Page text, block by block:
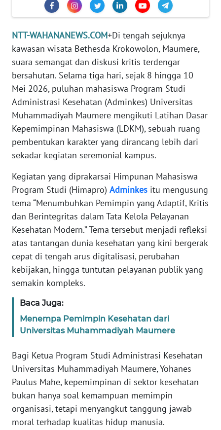
NTT-WAHANANEWS.COM+Di tengah sejuknya
kawasan wisata Bethesda Krokowolon, Maumere,
suara semangat dan diskusi kritis terdengar
bersahutan. Selama tiga hari, sejak 8 hingga 10
Mei 2026, puluhan mahasiswa Program Studi
Administrasi Kesehatan (Adminkes) Universitas
Muhammadiyah Maumere mengikuti Latihan Dasar
Kepemimpinan Mahasiswa (LDKM), sebuah ruang
pembentukan karakter yang dirancang lebih dari
sekadar kegiatan seremonial kampus.
Kegiatan yang diprakarsai Himpunan Mahasiswa
Program Studi (Himapro) Adminkes itu mengusung
tema “Menumbuhkan Pemimpin yang Adaptif, Kritis
dan Berintegritas dalam Tata Kelola Pelayanan
Kesehatan Modern.” Tema tersebut menjadi refleksi
atas tantangan dunia kesehatan yang kini bergerak
cepat di tengah arus digitalisasi, perubahan
kebijakan, hingga tuntutan pelayanan publik yang
semakin kompleks.
Baca Juga:
Menempa Pemimpin Kesehatan dari
Universitas Muhammadiyah Maumere
Bagi Ketua Program Studi Administrasi Kesehatan
Universitas Muhammadiyah Maumere, Yohanes
Paulus Mahe, kepemimpinan di sektor kesehatan
bukan hanya soal kemampuan memimpin
organisasi, tetapi menyangkut tanggung jawab
moral terhadap kualitas hidup manusia.
PEDOMAN
REDAKSI
KARIR
DISCLAIMER
Wahana
Regional
WN
SUMUT
WN
JAKARTA
WN
JABAR
WN
WN
NTT
WN
KEPRI
PAPUA
WN